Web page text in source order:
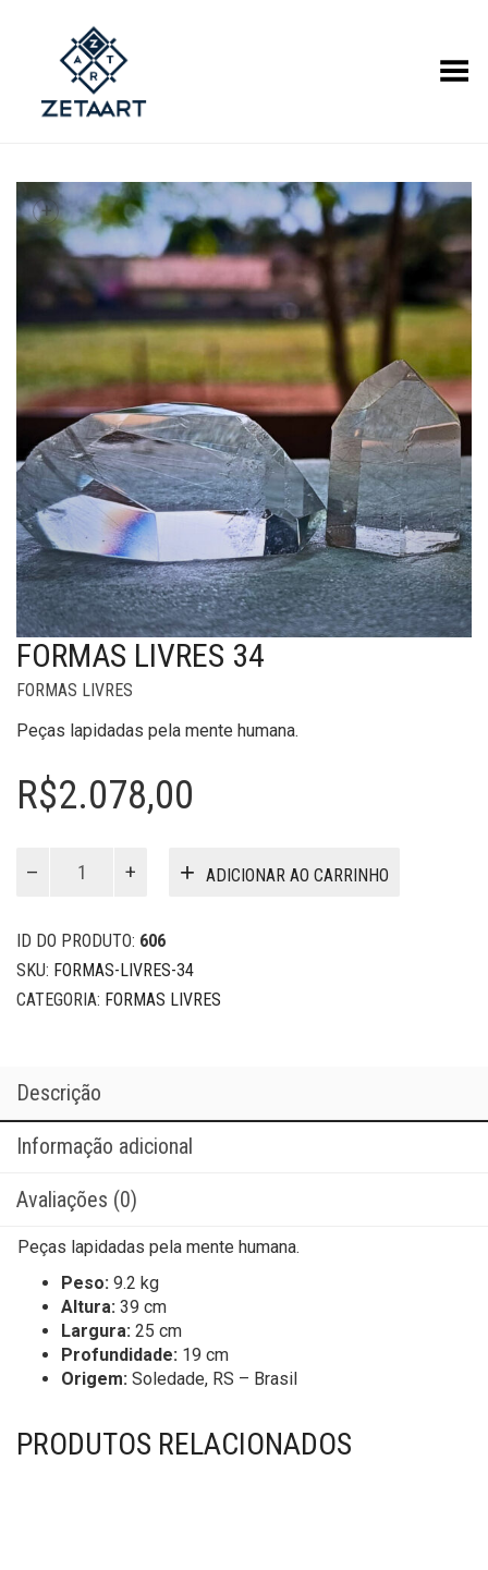
Alternar Menu
+
FORMAS LIVRES 34
FORMAS LIVRES
Peças lapidadas pela mente humana.
R$2.078,00
quantidade
ADICIONAR AO CARRINHO
ID DO PRODUTO: 606
SKU: FORMAS-LIVRES-34
CATEGORIA: FORMAS LIVRES
Descrição
Informação adicional
Avaliações (0)
Peças lapidadas pela mente humana.
Peso: 9.2 kg
Altura: 39 cm
Largura: 25 cm
Profundidade: 19 cm
Origem: Soledade, RS – Brasil
PRODUTOS RELACIONADOS